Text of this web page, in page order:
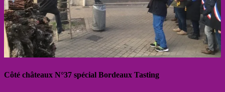
Côté châteaux N°37 spécial Bordeaux Tasting